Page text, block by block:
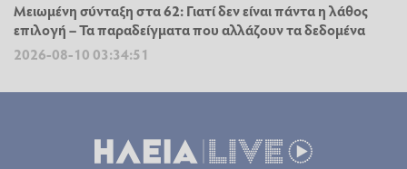
Μειωμένη σύνταξη στα 62: Γιατί δεν είναι πάντα η λάθος
επιλογή – Τα παραδείγματα που αλλάζουν τα δεδομένα
2026-08-10 03:34:51